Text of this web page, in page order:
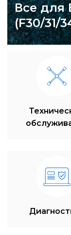
Все для
(F30/31/